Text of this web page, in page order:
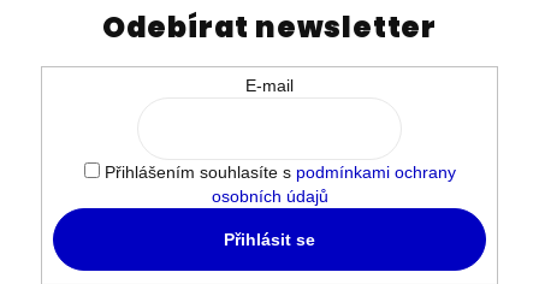
Odebírat newsletter
E-mail
Přihlášením souhlasíte s podmínkami ochrany
osobních údajů
Přihlásit se